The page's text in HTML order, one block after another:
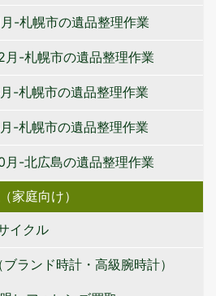
-札幌市の遺品整理作業
-札幌市の遺品整理作業
-札幌市の遺品整理作業
-札幌市の遺品整理作業
-北広島の遺品整理作業
家庭向け）
イクル
ランド時計・高級腕時計）